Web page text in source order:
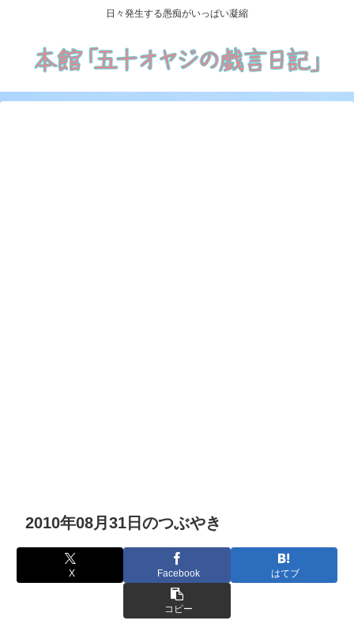
日々発生する愚痴がいっぱい凝縮
2010年08月31日のつぶやき
X Facebook はてブ
コピー